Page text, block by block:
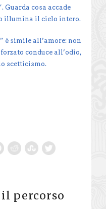
Guarda cosa accade
illumina il cielo intero.
è simile all’amore: non
conduce all’odio,
scetticismo.
percorso